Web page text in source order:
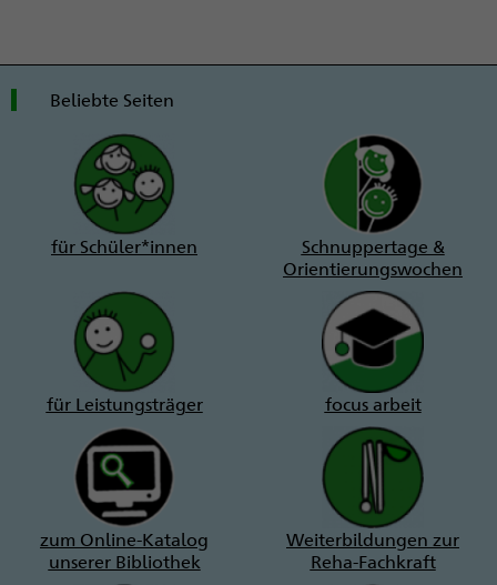
Beliebte Seiten
für Schüler*innen
Schnuppertage &
Orientierungswochen
für Leistungsträger focus arbeit
zum Online-Katalog
unserer Bibliothek
Weiterbildungen zur
Reha-Fachkraft